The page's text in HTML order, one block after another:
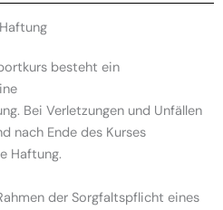
besteht ein
Bei Verletzungen und Unfällen
nach Ende des Kurses
Haftung.
der Sorgfaltspflicht eines